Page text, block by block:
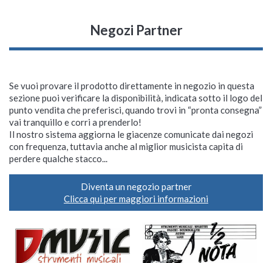
Negozi Partner
Se vuoi provare il prodotto direttamente in negozio in questa
sezione puoi verificare la disponibilità, indicata sotto il logo del
punto vendita che preferisci, quando trovi in “pronta consegna”
vai tranquillo e corri a prenderlo!
Il nostro sistema aggiorna le giacenze comunicate dai negozi
con frequenza, tuttavia anche al miglior musicista capita di
perdere qualche stacco...
Diventa un negozio partner
Clicca qui per maggiori informazioni